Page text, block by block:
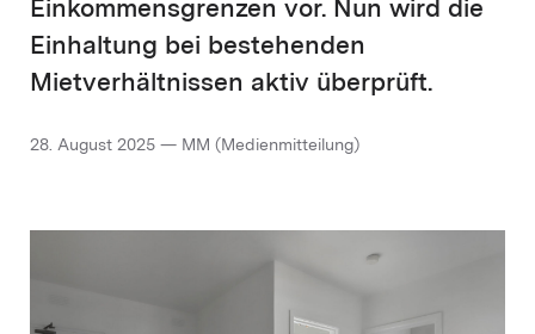
Einkommensgrenzen vor. Nun wird die
Einhaltung bei bestehenden
Mietverhältnissen aktiv überprüft.
28. August 2025 — MM (Medienmitteilung)